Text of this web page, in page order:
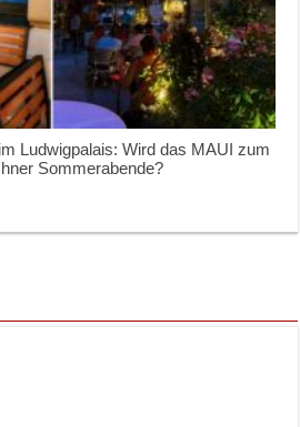
Ludwigpalais: Wird das MAUI zum
Sommerabende?